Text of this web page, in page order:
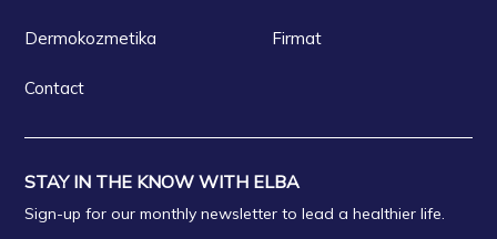
Dermokozmetika Firmat
Contact
STAY IN THE KNOW WITH ELBA
Sign-up for our monthly newsletter to lead a healthier life.